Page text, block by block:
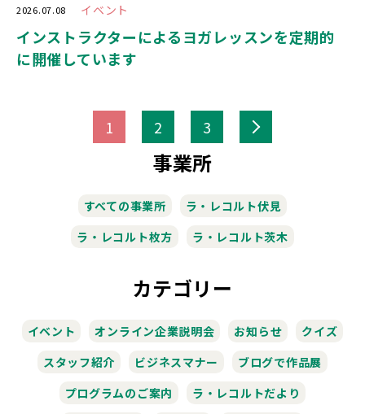
2026.07.08 イベント
インストラクターによるヨガレッスンを定期的
に開催しています
1 2 3 >
事業所
すべての事業所
ラ・レコルト伏見
ラ・レコルト枚方
ラ・レコルト茨木
カテゴリー
イベント オンライン企業説明会 お知らせ
クイズ
スタッフ紹介
ビジネスマナー
ブログで作品展
プログラムのご案内
ラ・レコルトだより